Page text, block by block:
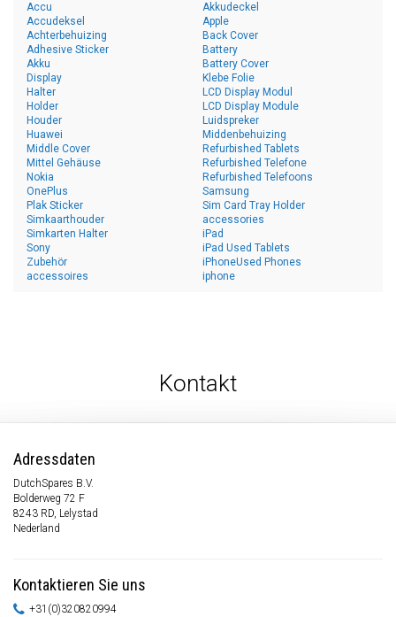
Accu
Accudeksel
Achterbehuizing
Adhesive Sticker
Akku
Akkudeckel
Apple
Back Cover
Battery
Battery Cover
Display
Halter
Holder
Houder
Huawei
Klebe Folie
LCD Display Modul
LCD Display Module
Luidspreker
Middenbehuizing
Middle Cover
Mittel Gehäuse
Nokia
OnePlus
Plak Sticker
Refurbished Tablets
Refurbished Telefone
Refurbished Telefoons
Samsung
Sim Card Tray Holder
Simkaarthouder
Simkarten Halter
Sony
Zubehör
accessoires
accessories
iPad
iPad Used Tablets
iPhoneUsed Phones
iphone
Kontakt
Adressdaten
DutchSpares B.V.
Bolderweg 72 F
8243 RD, Lelystad
Nederland
Kontaktieren Sie uns
+31(0)320820994